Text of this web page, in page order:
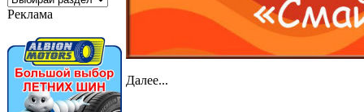
Реклама
Далее...